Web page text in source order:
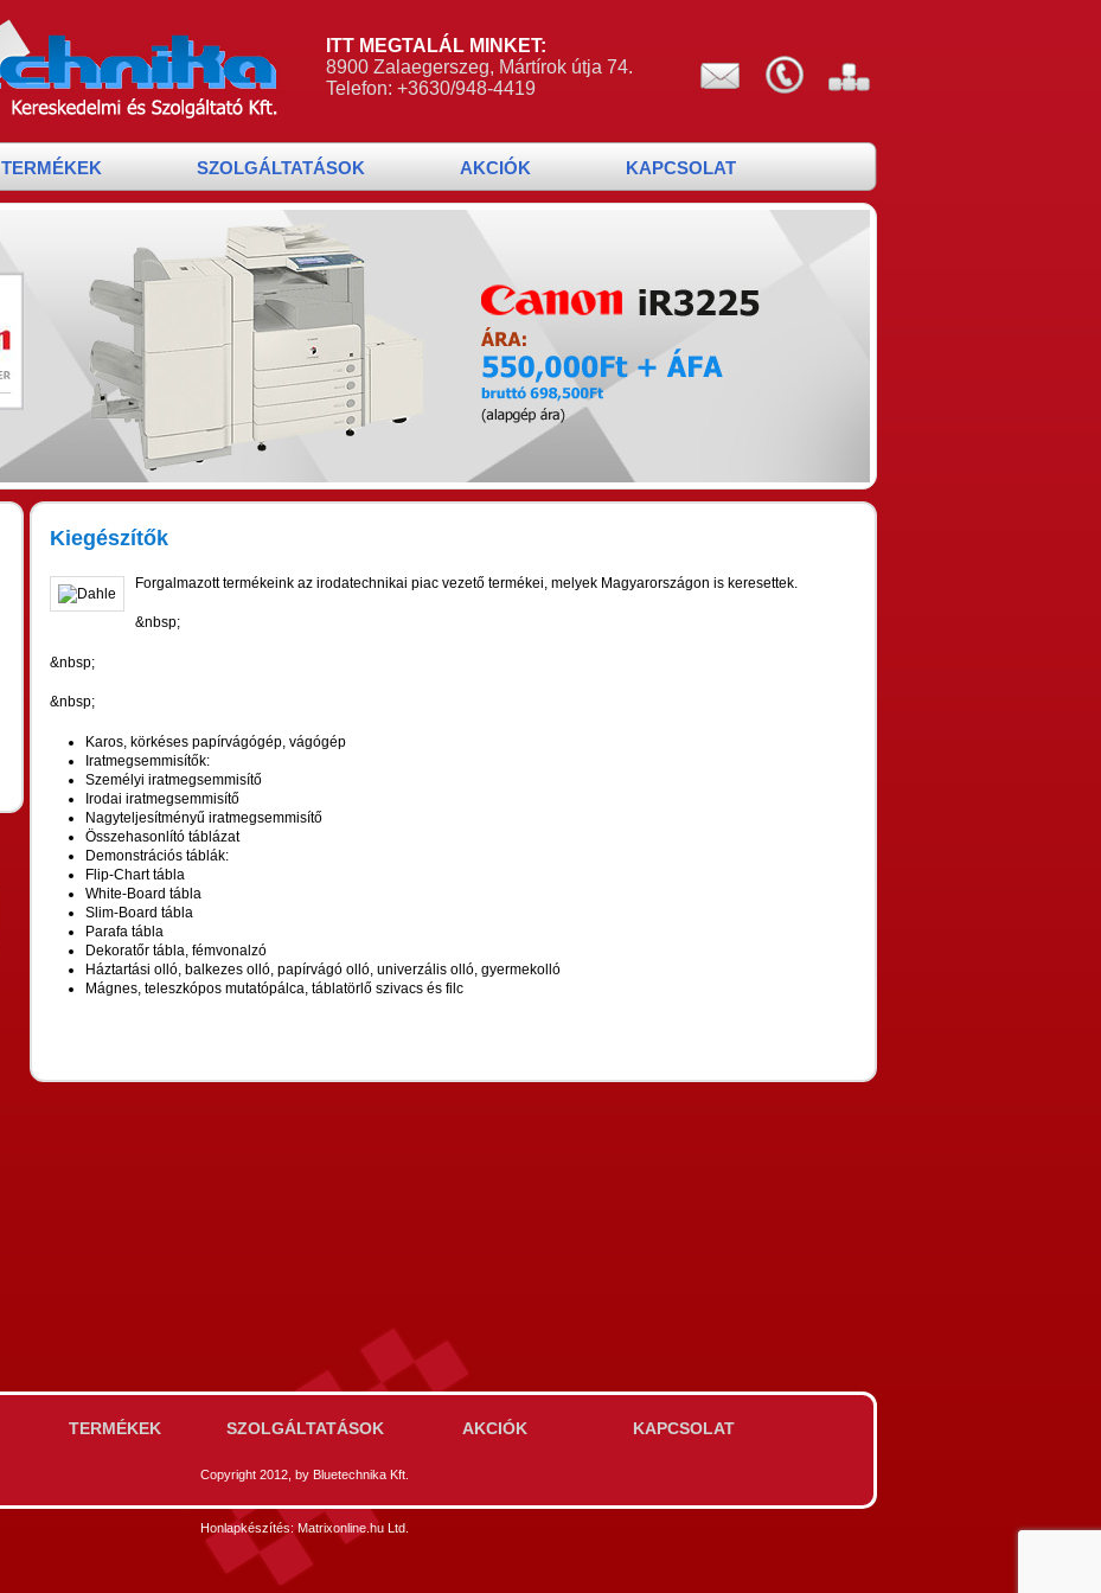
ITT MEGTALÁL MINKET:
8900 Zalaegerszeg, Mártírok útja 74.
Telefon: +3630/948-4419
TERMÉKEK SZOLGÁLTATÁSOK AKCIÓK KAPCSOLAT
Kiegészítők
Forgalmazott termékeink az irodatechnikai piac vezető termékei, melyek Magyarországon is keresettek.
&nbsp;
&nbsp;
&nbsp;
Karos, körkéses papírvágógép, vágógép
Iratmegsemmisítők:
Személyi iratmegsemmisítő
Irodai iratmegsemmisítő
Nagyteljesítményű iratmegsemmisítő
Összehasonlító táblázat
Demonstrációs táblák:
Flip-Chart tábla
White-Board tábla
Slim-Board tábla
Parafa tábla
Dekoratőr tábla, fémvonalzó
Háztartási olló, balkezes olló, papírvágó olló, univerzális olló, gyermekolló
Mágnes, teleszkópos mutatópálca, táblatörlő szivacs és filc
TERMÉKEK SZOLGÁLTATÁSOK AKCIÓK KAPCSOLAT
Copyright 2012, by Bluetechnika Kft.
Honlapkészítés: Matrixonline.hu Ltd.